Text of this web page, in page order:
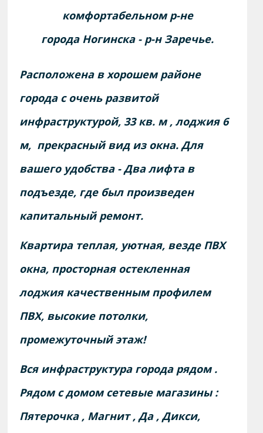
комфортабельном р-не
города Ногинска - р-н Заречье.
Расположена в хорошем районе
города с очень развитой
инфраструктурой, 33 кв. м , лоджия 6
м, прекрасный вид из окна. Для
вашего удобства - Два лифта в
подъезде, где был произведен
капитальный ремонт.
Квартира теплая, уютная, везде ПВХ
окна, просторная остекленная
лоджия качественным профилем
ПВХ, высокие потолки,
промежуточный этаж!
Вся инфраструктура города рядом .
Рядом с домом сетевые магазины :
Пятерочка , Магнит , Да , Дикси,